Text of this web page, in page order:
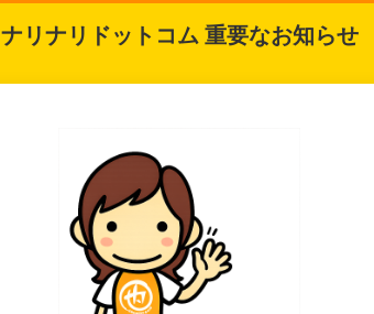
ナリナリドットコム 重要なお知らせ